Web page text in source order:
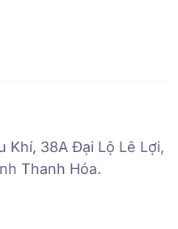
Khí, 38A Đại Lộ Lê Lợi,
Thanh Hóa.